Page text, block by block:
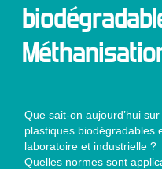
Que sait-on aujourd’hui
plastiques biodégradables
laboratoire et industrielle ?
Quelles normes sont